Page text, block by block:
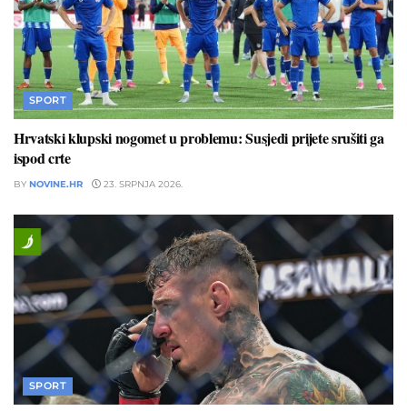
SPORT
Hrvatski klupski nogomet u problemu: Susjedi prijete srušiti ga
ispod crte
BY NOVINE.HR 23. SRPNJA 2026.
SPORT